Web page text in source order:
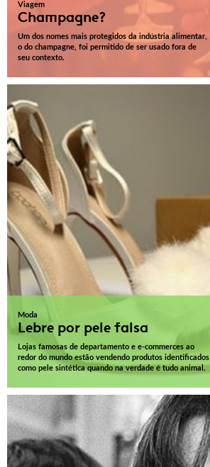
Viagem
Champagne?
Um dos nomes mais protegidos da indústria alimentar,
o do champagne, foi permitido de ser usado fora de
seu contexto.
Moda
Lebre por pele falsa
Lojas famosas de departamento e e-commerces ao
redor do mundo estão vendendo produtos identificados
como pele sintética quando na verdade é tudo animal.